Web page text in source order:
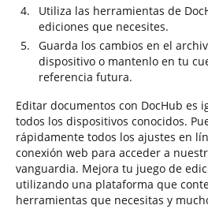
Utiliza las herramientas de
ediciones que necesites.
Guarda los cambios en el
dispositivo o mantenlo en tu
referencia futura.
Editar documentos con DocHub es
todos los dispositivos conocidos.
rápidamente todos los ajustes en
conexión web para acceder a
vanguardia. Mejora tu juego de
utilizando una plataforma que
herramientas que necesitas y